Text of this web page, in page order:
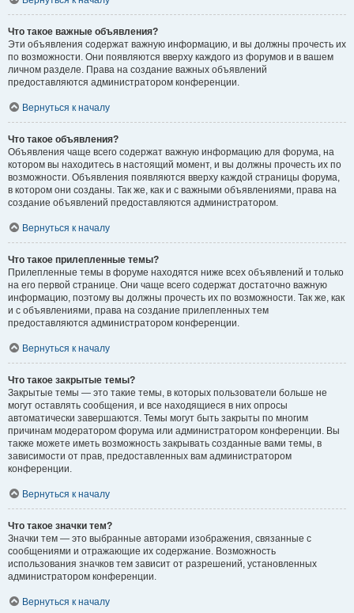
Что такое важные объявления?
Эти объявления содержат важную информацию, и вы должны прочесть их
по возможности. Они появляются вверху каждого из форумов и в вашем
личном разделе. Права на создание важных объявлений
предоставляются администратором конференции.
Вернуться к началу
Что такое объявления?
Объявления чаще всего содержат важную информацию для форума, на
котором вы находитесь в настоящий момент, и вы должны прочесть их по
возможности. Объявления появляются вверху каждой страницы форума,
в котором они созданы. Так же, как и с важными объявлениями, права на
создание объявлений предоставляются администратором.
Вернуться к началу
Что такое прилепленные темы?
Прилепленные темы в форуме находятся ниже всех объявлений и только
на его первой странице. Они чаще всего содержат достаточно важную
информацию, поэтому вы должны прочесть их по возможности. Так же, как
и с объявлениями, права на создание прилепленных тем
предоставляются администратором конференции.
Вернуться к началу
Что такое закрытые темы?
Закрытые темы — это такие темы, в которых пользователи больше не
могут оставлять сообщения, и все находящиеся в них опросы
автоматически завершаются. Темы могут быть закрыты по многим
причинам модератором форума или администратором конференции. Вы
также можете иметь возможность закрывать созданные вами темы, в
зависимости от прав, предоставленных вам администратором
конференции.
Вернуться к началу
Что такое значки тем?
Значки тем — это выбранные авторами изображения, связанные с
сообщениями и отражающие их содержание. Возможность
использования значков тем зависит от разрешений, установленных
администратором конференции.
Вернуться к началу